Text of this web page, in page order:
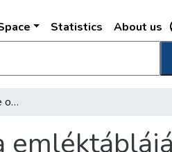
Statistics About us
[Felavatták Kálmán Imre operettkomponista emléktábláját, születésének 85. évfordulójára]